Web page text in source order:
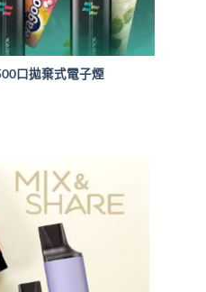
口拋棄式電子煙